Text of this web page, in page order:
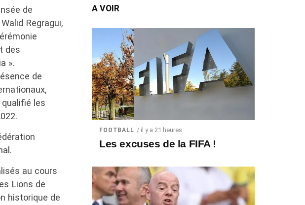
de
Regragui,
des
».
de
les
au cours
Lions de
historique de
A VOIR
FOOTBALL / il y a 21 heures
Les excuses de la FIFA !